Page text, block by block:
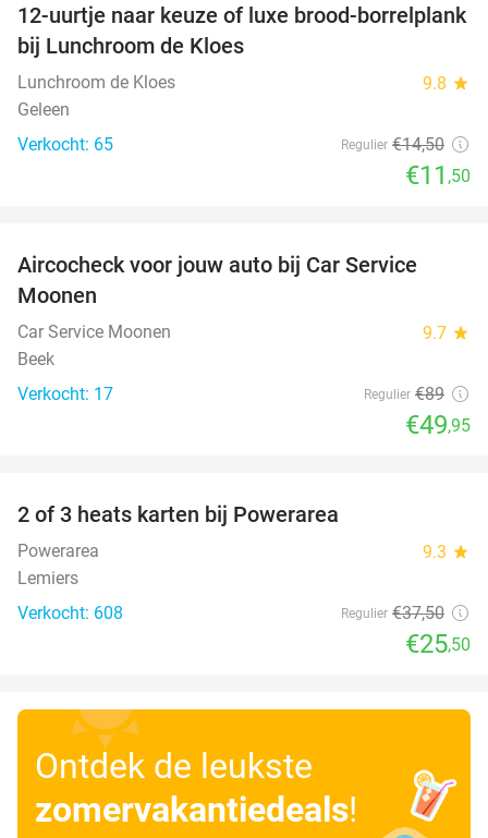
21%
12-uurtje naar keuze of luxe brood-borrelplank
bij Lunchroom de Kloes
Lunchroom de Kloes 9.8 star
Geleen
Verkocht: 65
Regulier €14,50
€11 ,50
Aircocheck voor jouw auto bij Car Service
Moonen
Car Service Moonen 9.7 star
Beek
Verkocht: 17
Regulier €89
€49,95
2 of 3 heats karten bij Powerarea
Powerarea 9.3 star
Lemiers
Verkocht: 608
Regulier €37,50
€25,50
Ontdek de leukste
zomervakantiedeals!